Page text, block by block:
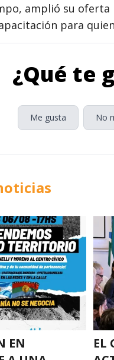
amplió su
para
¿Qué te
Me gusta No
EN
EL